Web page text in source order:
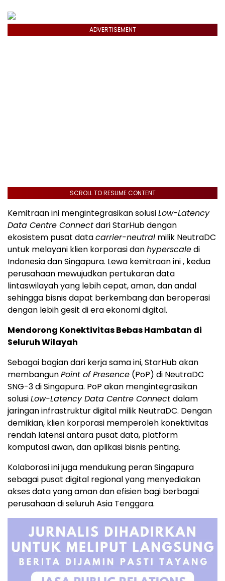
ADVERTISEMENT
SCROLL TO RESUME CONTENT
Kemitraan ini mengintegrasikan solusiLow-Latency
Data Centre Connectdari StarHub dengan
ekosistem pusat datacarrier-neutral milik NeutraDC
untuk melayani klien korporasi danhyperscaledi
Indonesiadan Singapura. Lewa kemitraan ini , kedua
perusahaan mewujudkan pertukaran data
lintaswilayah yang lebih cepat, aman, dan andal
sehingga bisnis dapat berkembang dan beroperasi
dengan lebih gesit di era ekonomi digital.
Mendorong Konektivitas Bebas Hambatan di
Seluruh Wilayah
Sebagai bagian dari kerja sama ini, StarHub akan
membangunPoint of Presence (PoP) di NeutraDC
SNG-3 di Singapura. PoP akan mengintegrasikan
solusiLow-Latency Data Centre Connect dalam
jaringan infrastruktur digital milik NeutraDC. Dengan
demikian, klien korporasi memperoleh konektivitas
rendah latensi antara pusat data, platform
komputasi awan, dan aplikasi bisnis penting.
Kolaborasi ini juga mendukung peran Singapura
sebagai pusat digital regional yang menyediakan
akses data yang aman dan efisien bagi berbagai
perusahaan di seluruhAsia Tenggara.